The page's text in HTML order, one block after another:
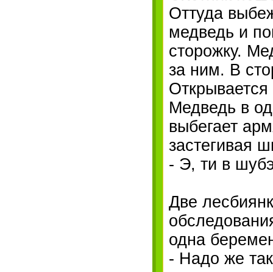
Оттуда
медведь и
сторожку.
за ним. В
Медведь в
выбегает
застегивая
- Э, ти в
Две
одна
- Надо же